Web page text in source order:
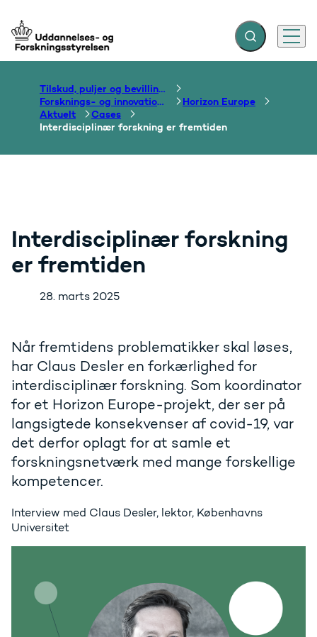
Gå til forsiden Fold søgefelt ud
Menu
Tilskud, puljer og bevillinger
Forsknings- og innovationsområdet
Horizon Europe
Aktuelt
Cases
Interdisciplinær forskning er fremtiden
Interdisciplinær forskning
er fremtiden
28. marts 2025
Når fremtidens problematikker skal løses,
har Claus Desler en forkærlighed for
interdisciplinær forskning. Som koordinator
for et Horizon Europe-projekt, der ser på
langsigtede konsekvenser af covid-19, var
det derfor oplagt for at samle et
forskningsnetværk med mange forskellige
kompetencer.
Interview med Claus Desler, lektor, Københavns
Universitet